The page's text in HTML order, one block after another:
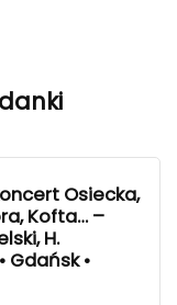
Osiecka,
Kofta… –
H.
Gdańsk •